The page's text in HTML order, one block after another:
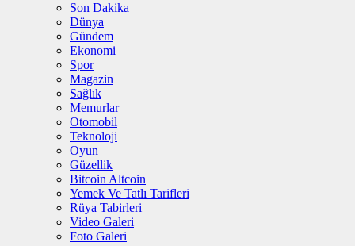
Son Dakika
Dünya
Gündem
Ekonomi
Spor
Magazin
Sağlık
Memurlar
Otomobil
Teknoloji
Oyun
Güzellik
Bitcoin Altcoin
Yemek Ve Tatlı Tarifleri
Rüya Tabirleri
Video Galeri
Foto Galeri